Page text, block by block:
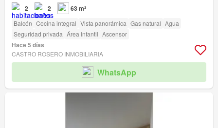
2 2 63 m²
Balcón Cocina integral Vista panorámica Gas natural Agua
Seguridad privada Área infantil Ascensor
Hace 5 días
CASTRO ROSERO INMOBILIARIA
WhatsApp